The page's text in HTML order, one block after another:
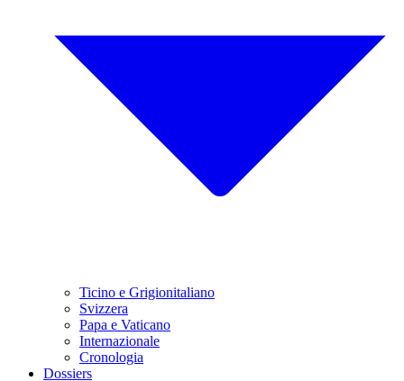
Ticino e Grigionitaliano
Svizzera
Papa e Vaticano
Internazionale
Cronologia
Dossiers